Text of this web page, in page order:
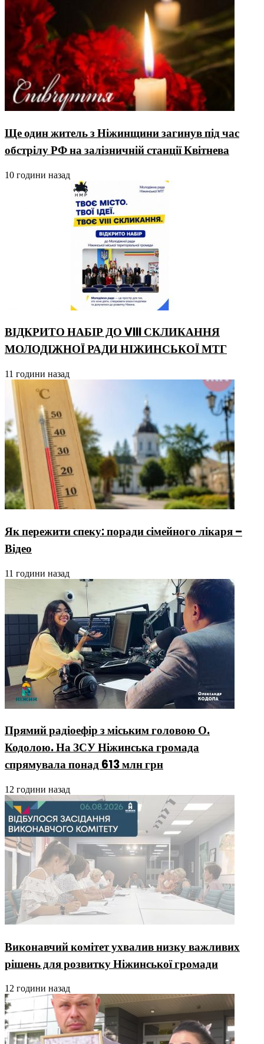
Ще один житель з Ніжинщини загинув під час
обстрілу РФ на залізничній станції Квітнева
10 години назад
ВІДКРИТО НАБІР ДО VIII СКЛИКАННЯ
МОЛОДІЖНОЇ РАДИ НІЖИНСЬКОЇ МТГ
11 години назад
Як пережити спеку: поради сімейного лікаря –
Відео
11 години назад
Прямий радіоефір з міським головою О.
Кодолою. На ЗСУ Ніжинська громада
спрямувала понад 613 млн грн
12 години назад
Виконавчий комітет ухвалив низку важливих
рішень для розвитку Ніжинської громади
12 години назад